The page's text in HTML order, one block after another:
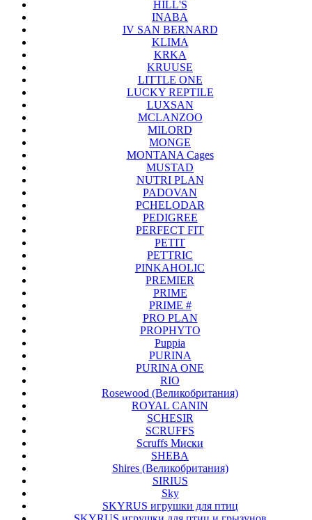
HILL'S
INABA
IV SAN BERNARD
KLIMA
KRKA
KRUUSE
LITTLE ONE
LUCKY REPTILE
LUXSAN
MCLANZOO
MILORD
MONGE
MONTANA Cages
MUSTAD
NUTRI PLAN
PADOVAN
PCHELODAR
PEDIGREE
PERFECT FIT
PETIT
PETTRIC
PINKAHOLIC
PREMIER
PRIME
PRIME #
PRO PLAN
PROPHYTO
Puppia
PURINA
PURINA ONE
RIO
Rosewood (Великобритания)
ROYAL CANIN
SCHESIR
SCRUFFS
Scruffs Миски
SHEBA
Shires (Великобритания)
SIRIUS
Sky
SKYRUS игрушки для птиц